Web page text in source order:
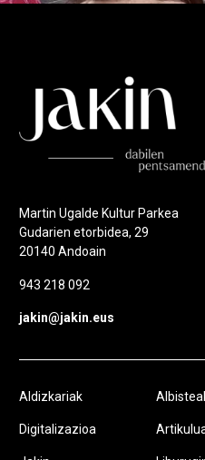
Martin Ugalde Kultur Parkea
Gudarien etorbidea, 29
20140 Andoain
943 218 092
jakin@jakin.eus
Aldizkariak
Digitalizazioa